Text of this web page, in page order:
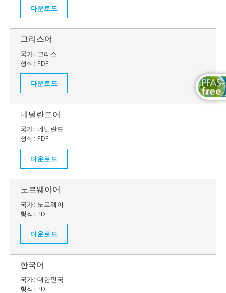
다운로드
그리스어
국가: 그리스
형식: PDF
다운로드
네덜란드어
국가: 네덜란드
형식: PDF
다운로드
노르웨이어
국가: 노르웨이
형식: PDF
다운로드
한국어
국가: 대한민국
형식: PDF